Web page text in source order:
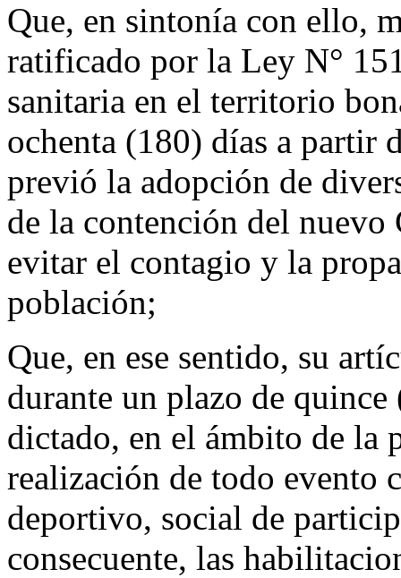
Que, en sintonía con ello,
ratificado por la Ley N°
sanitaria en el territorio
ochenta (180) días a partir
previó la adopción de
de la contención del
evitar el contagio y la
población;
Que, en ese sentido, su
durante un plazo de
dictado, en el ámbito de la
realización de todo evento
deportivo, social de
consecuente, las